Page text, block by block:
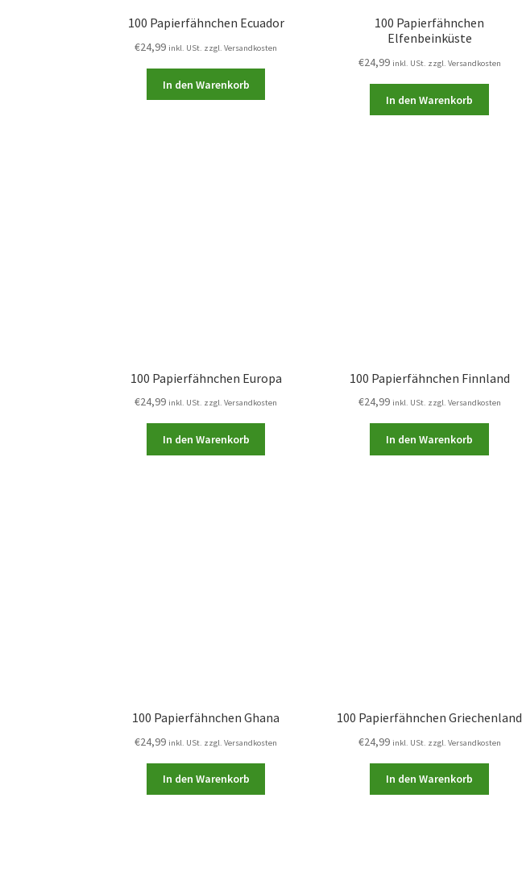
100 Papierfähnchen Ecuador
€24,99 inkl. USt. zzgl. Versandkosten
In den Warenkorb
100 Papierfähnchen
Elfenbeinküste
€24,99 inkl. USt. zzgl. Versandkosten
In den Warenkorb
100 Papierfähnchen Europa
€24,99 inkl. USt. zzgl. Versandkosten
In den Warenkorb
100 Papierfähnchen Finnland
€24,99 inkl. USt. zzgl. Versandkosten
In den Warenkorb
100 Papierfähnchen Ghana
€24,99 inkl. USt. zzgl. Versandkosten
In den Warenkorb
100 Papierfähnchen Griechenland
€24,99 inkl. USt. zzgl. Versandkosten
In den Warenkorb